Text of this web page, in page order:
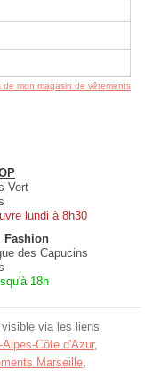
de mon magasin de vêtements
Vert
lundi à 8h30
Fashion
des Capucins
18h
via les liens
Côte d'Azur,
Marseille,